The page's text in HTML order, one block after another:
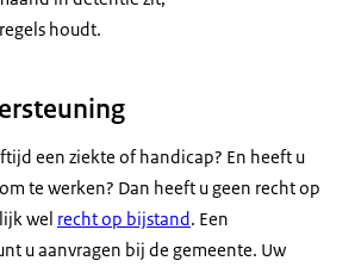
houdt.
een ziekte of handicap? En heeft u
te werken? Dan heeft u geen recht op
wel recht op bijstand. Een
u aanvragen bij de gemeente. Uw